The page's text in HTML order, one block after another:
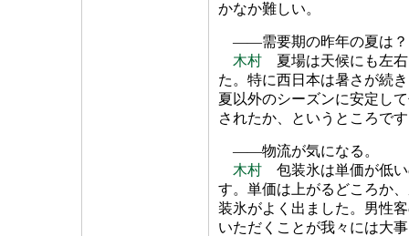
かなか難しい。
――需要期の昨年の夏は？
木村 夏場は天候にも左
た。特に西日本は暑さが続
夏以外のシーズンに安定し
されたか、というところで
――物流が気になる。
木村 包装氷は単価が低
す。単価は上がるどころか
装氷がよく出ました。男性
いただくことが我々には大